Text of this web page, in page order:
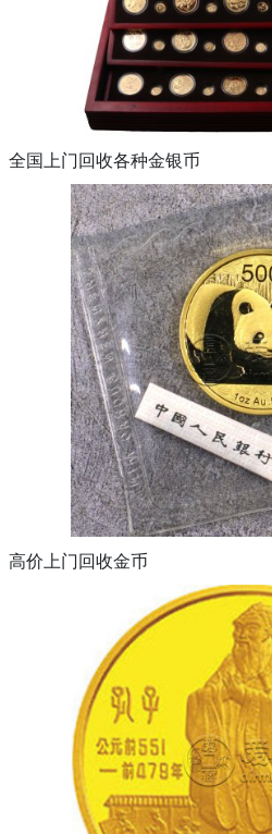
全国上门回收各种金银币
高价上门回收金币